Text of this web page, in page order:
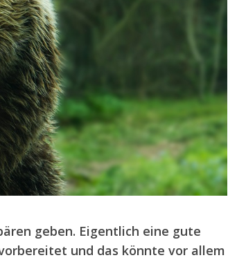
geben. Eigentlich eine gute
und das könnte vor allem